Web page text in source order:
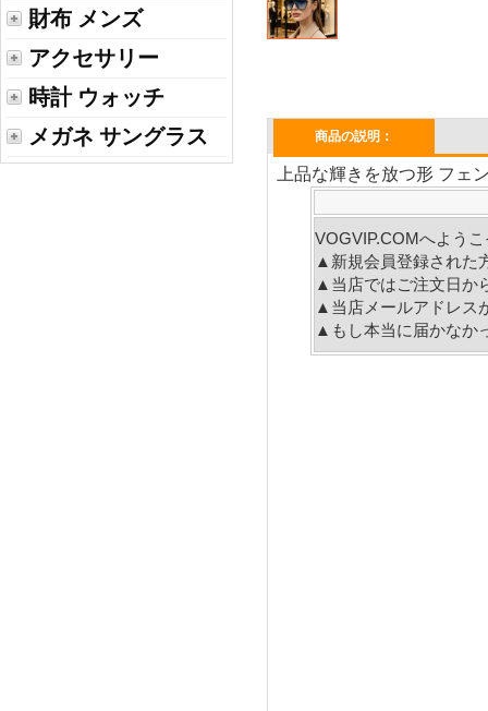
財布 メンズ
アクセサリー
時計 ウォッチ
メガネ サングラス
商品の説明：
上品な輝きを放つ形 フェ
VOGVIP.COMへよう
▲新規会員登録された
▲当店ではご注文日か
▲当店メールアドレス
▲もし本当に届かなか